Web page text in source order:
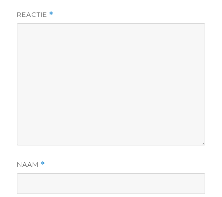
REACTIE *
NAAM *